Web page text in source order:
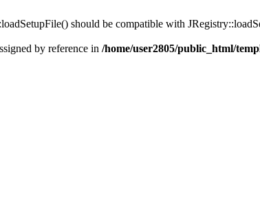
should be compatible with
by reference in /home/user2805/public_html/